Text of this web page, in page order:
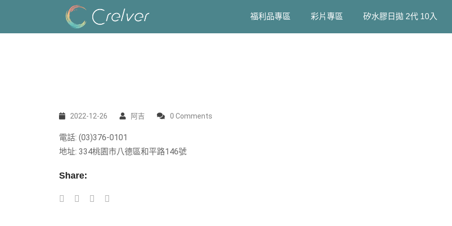
福利品專區 彩片專區 矽水膠日拋 2代 10入
2022-12-26 阿吉 0 Comments
電話: (03)376-0101
地址: 334桃園市八德區和平路146號
Share: